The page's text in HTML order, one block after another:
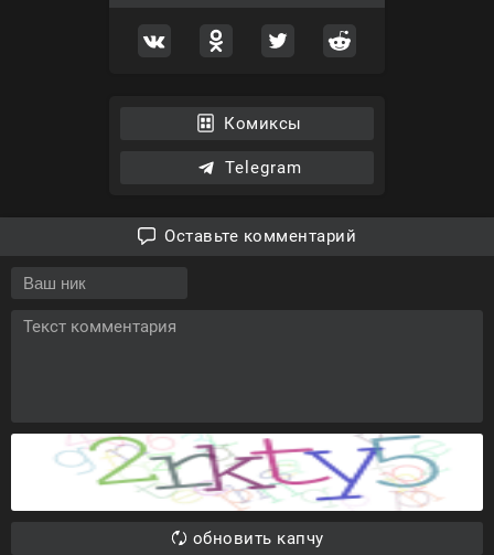
Комиксы
Telegram
Оставьте комментарий
обновить капчу